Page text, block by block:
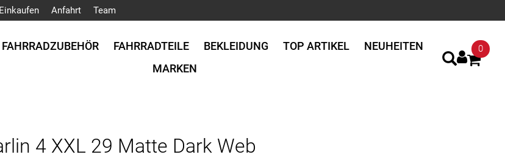
Einkaufen Anfahrt Team
FAHRRADZUBEHÖR FAHRRADTEILE BEKLEIDUNG TOP ARTIKEL
NEUHEITEN
MARKEN
0
4 XXL 29 Matte Dark Web